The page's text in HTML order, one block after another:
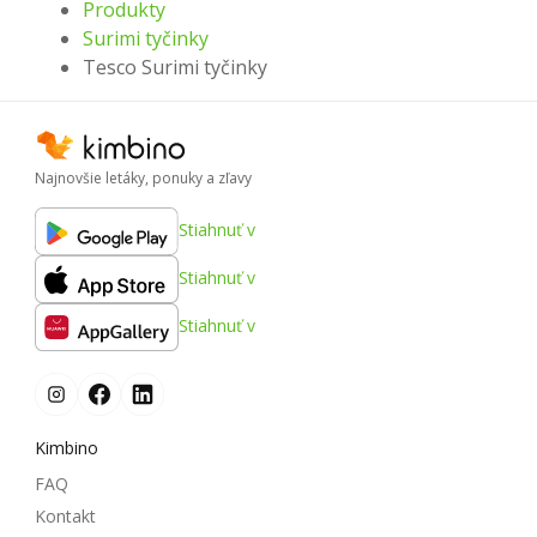
Produkty
Surimi tyčinky
Tesco Surimi tyčinky
Najnovšie letáky, ponuky a zľavy
Stiahnuť v
Stiahnuť v
Stiahnuť v
Kimbino
FAQ
Kontakt